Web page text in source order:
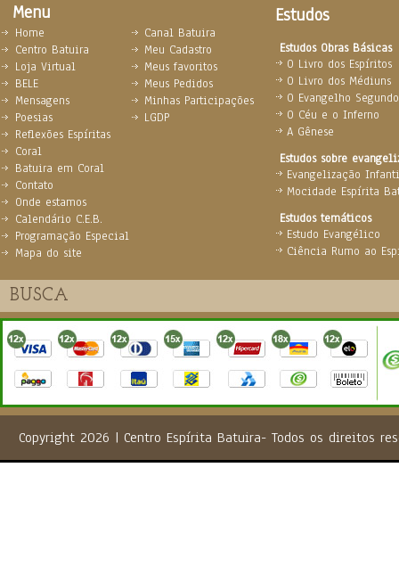
Menu Estudos
Estudos Obras Básicas
O Livro dos Espíritos
O Livro dos Médiuns
O Evangelho
O Céu e o Inferno
A Gênese
Estudos sobre
Evangelização
Mocidade Espírita
Estudos temáticos
Estudo Evangélico
Ciência Rumo ao
Home
Centro Batuira
Loja Virtual
BELE
Mensagens
Poesias
Reflexões Espíritas
Coral
Batuira em Coral
Contato
Onde estamos
Calendário C.E.B.
Programação Especial
Mapa do site
Canal Batuira
Meu Cadastro
Meus favoritos
Meus Pedidos
Minhas Participações
LGDP
Copyright 2026 | Centro Espírita Batuira- Todos os